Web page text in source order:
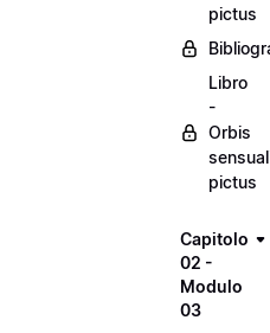
pictus
Libro
-
Orbis
pictus
Capitolo
02 -
Modulo
03